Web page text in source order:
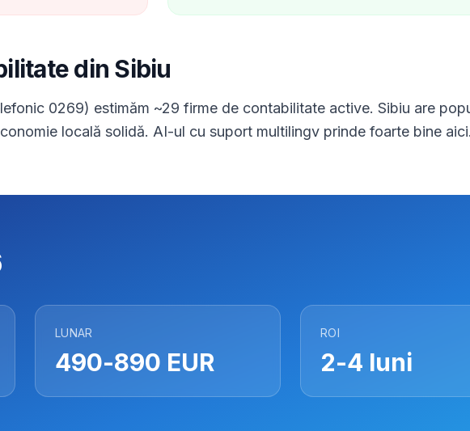
din Sibiu
0269) estimăm ~29 firme de contabilitate active. Sibiu are
locală solidă. AI-ul cu suport multilingv prinde foarte bine aici.
LUNAR
490-890 EUR
ROI
2-4 luni